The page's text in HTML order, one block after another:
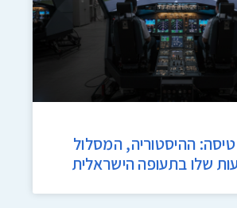
ההיסטוריה, המסלול
שלו בתעופה הישראלית